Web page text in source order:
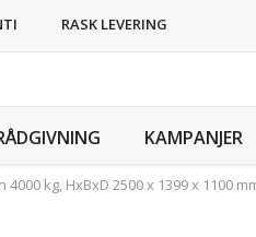
RASK LEVERING
KAMPANJER
kg, HxBxD 2500 x 1399 x 1100